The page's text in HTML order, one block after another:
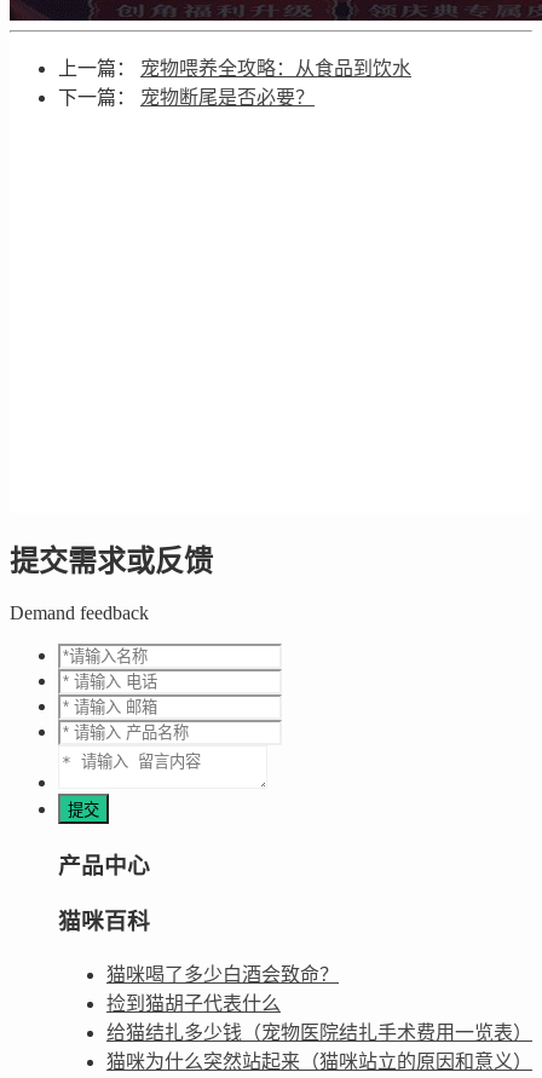
上一篇： 宠物喂养全攻略：从食品到饮水
下一篇： 宠物断尾是否必要？
提交需求或反馈
Demand feedback
产品中心
猫咪百科
猫咪喝了多少白酒会致命？
捡到猫胡子代表什么
给猫结扎多少钱（宠物医院结扎手术费用一览表）
猫咪为什么突然站起来（猫咪站立的原因和意义）